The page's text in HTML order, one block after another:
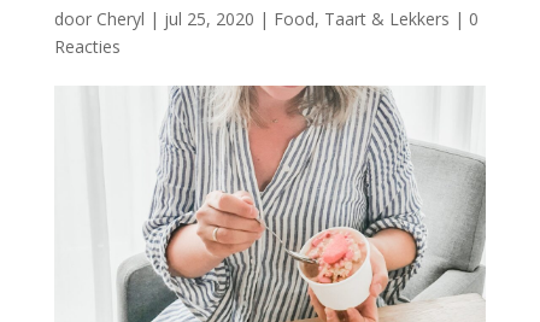
door Cheryl | jul 25, 2020 | Food, Taart & Lekkers | 0
Reacties